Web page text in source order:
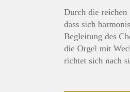
Durch die reichen
dass sich
Begleitung des
die Orgel mit
richtet sich nach